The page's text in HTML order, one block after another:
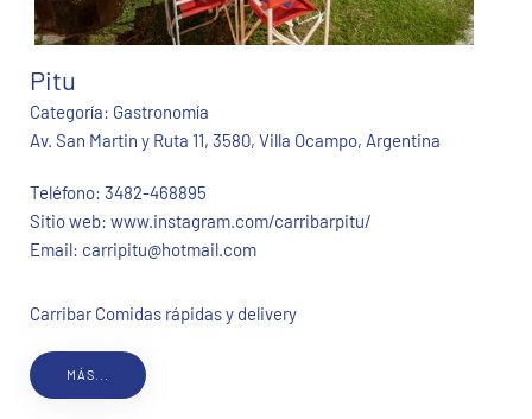
Pitu
Categoría: Gastronomía
Av. San Martin y Ruta 11, 3580, Villa Ocampo, Argentina
Teléfono: 3482-468895
Sitio web: www.instagram.com/carribarpitu/
Email: carripitu@hotmail.com
Carribar Comidas rápidas y delivery
MÁS...